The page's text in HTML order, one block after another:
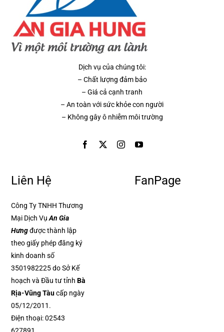
Dịch vụ của chúng tôi:
– Chất lượng đảm bảo
– Giá cả cạnh tranh
– An toàn với sức khỏe con người
– Không gây ô nhiễm môi trường
Liên Hệ
Công Ty TNHH Thương
Mại Dịch Vụ An Gia
Hưngđược thành lập
theo giấy phép đăng ký
kinh doanh số
3501982225 do Sở Kế
hoạch và Đầu tư tỉnhBà
Rịa-Vũng Tàucấp ngày
05/12/2011.
Điện thoại:02543
627891
FanPage